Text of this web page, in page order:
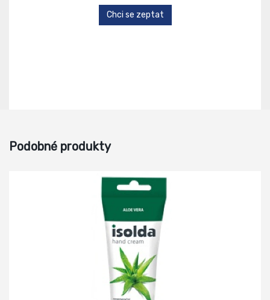
Chci se zeptat
Podobné produkty